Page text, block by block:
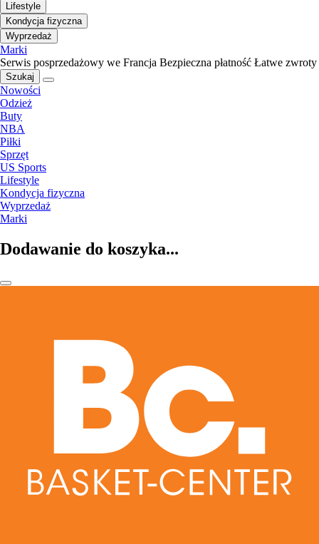
Lifestyle
Kondycja fizyczna
Wyprzedaż
Marki
Serwis posprzedażowy we Francja Bezpieczna płatność Łatwe zwroty
Szukaj
Nowości
Odzież
Buty
NBA
Piłki
Sprzęt
US Sports
Lifestyle
Kondycja fizyczna
Wyprzedaż
Marki
Dodawanie do koszyka...